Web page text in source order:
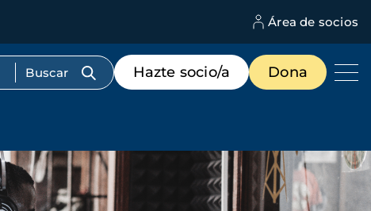
Área de socios
Menú
de
destacados
Hazte socio/a Dona